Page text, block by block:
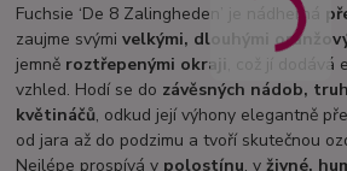
Fuchsie ‘De 8 Zalingheden’ je nádherná
zaujme svýmivelkými, dlouhými
jemně roztřepenými okraji
, což jí
vzhled. Hodí se do závěsných nádob,
květináčů, odkud její výhony elegantně
od jara až do podzimu a tvoří skutečnou
Nejlépe prospívá v polostínu, vživné,